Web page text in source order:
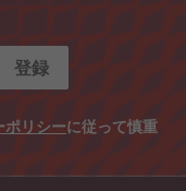
登録
ポリシーに従って慎重